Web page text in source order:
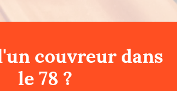
couvreur dans
le 78 ?